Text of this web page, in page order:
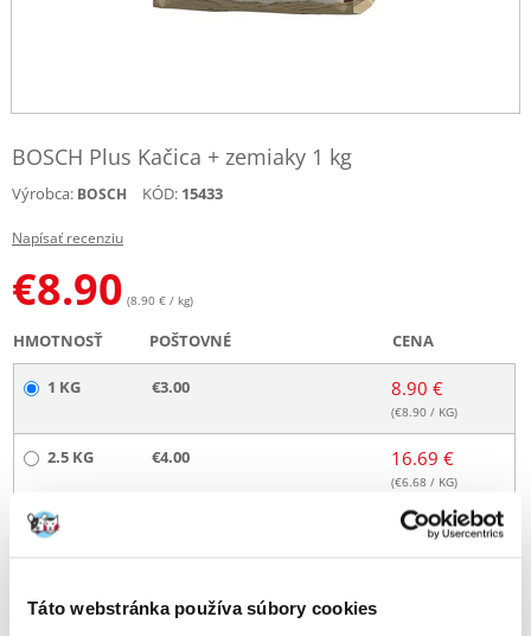
Táto webstránka používa súbory cookies
BOSCH Plus Kačica + zemiaky 1 kg
Výrobca: BOSCH KÓD: 15433
Napísať recenziu
€8.90 (8.90 € / kg)
HMOTNOSŤ POŠTOVNÉ CENA
1 KG €3.00 8.90 €
(€8.90 / KG)
2.5 KG €4.00 16.69 €
(€6.68 / KG)
12.5 KG 66.87 €
DOPRAVA ZADARMO